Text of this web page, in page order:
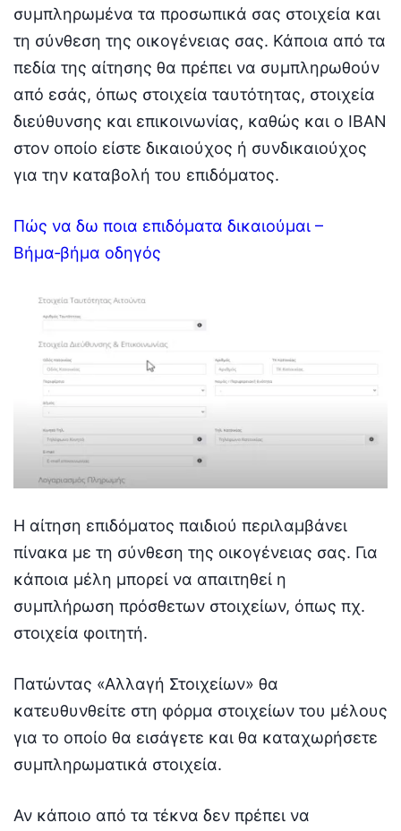
συμπληρωμένα τα προσωπικά σας στοιχεία και
τη σύνθεση της οικογένειας σας. Κάποια από τα
πεδία της αίτησης θα πρέπει να συμπληρωθούν
από εσάς, όπως στοιχεία ταυτότητας, στοιχεία
διεύθυνσης και επικοινωνίας, καθώς και o ΙΒΑΝ
στον οποίο είστε δικαιούχος ή συνδικαιούχος
για την καταβολή του επιδόματος.
Πώς να δω ποια επιδόματα δικαιούμαι –
Βήμα‑βήμα οδηγός
Η αίτηση επιδόματος παιδιού περιλαμβάνει
πίνακα με τη σύνθεση της οικογένειας σας. Για
κάποια μέλη μπορεί να απαιτηθεί η
συμπλήρωση πρόσθετων στοιχείων, όπως πχ.
στοιχεία φοιτητή.
Πατώντας «Αλλαγή Στοιχείων» θα
κατευθυνθείτε στη φόρμα στοιχείων του μέλους
για το οποίο θα εισάγετε και θα καταχωρήσετε
συμπληρωματικά στοιχεία.
Αν κάποιο από τα τέκνα δεν πρέπει να